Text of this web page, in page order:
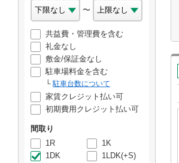
〜
共益費・管理費を含む
礼金なし
敷金/保証金なし
駐車場料金を含む
駐車台数について
家賃クレジット払い可
初期費用クレジット払い可
間取り
1R
1K
1DK
1LDK(+S)